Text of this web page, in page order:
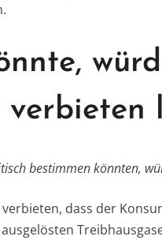
verbieten
bestimmen könnten,
dass der